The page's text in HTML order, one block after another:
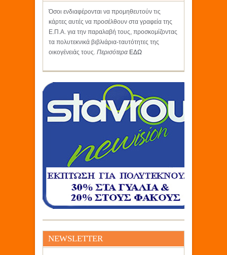
ΚΡΗΤΙΚΟΣ
Όσοι ενδιαφέρονται να προμηθευτούν τις
κάρτες αυτές να προσέλθουν στα γραφεία της
Ε.Π.Α. για την παραλαβή τους, προσκομίζοντας
τα πολυτεκνικά βιβλιάρια-ταυτότητες της
οικογένειάς τους. Περισότερα ΕΔΩ
NEWSLETTER